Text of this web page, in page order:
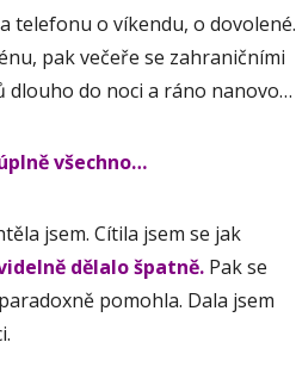
telefonu o víkendu, o dovolené.
pak večeře se zahraničními
do noci a ráno nanovo…
všechno…
jsem. Cítila jsem se jak
dělalo špatně. Pak se
pomohla. Dala jsem